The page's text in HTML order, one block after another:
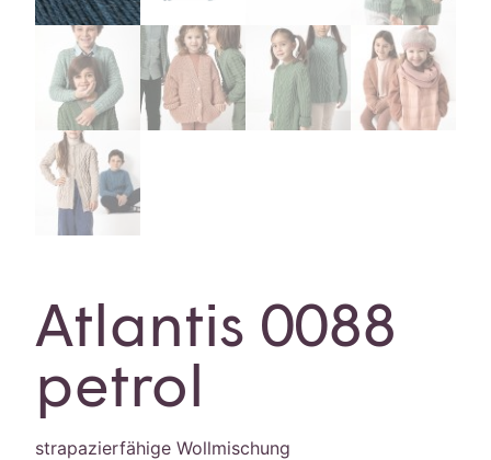
Atlantis 0088
petrol
strapazierfähige Wollmischung